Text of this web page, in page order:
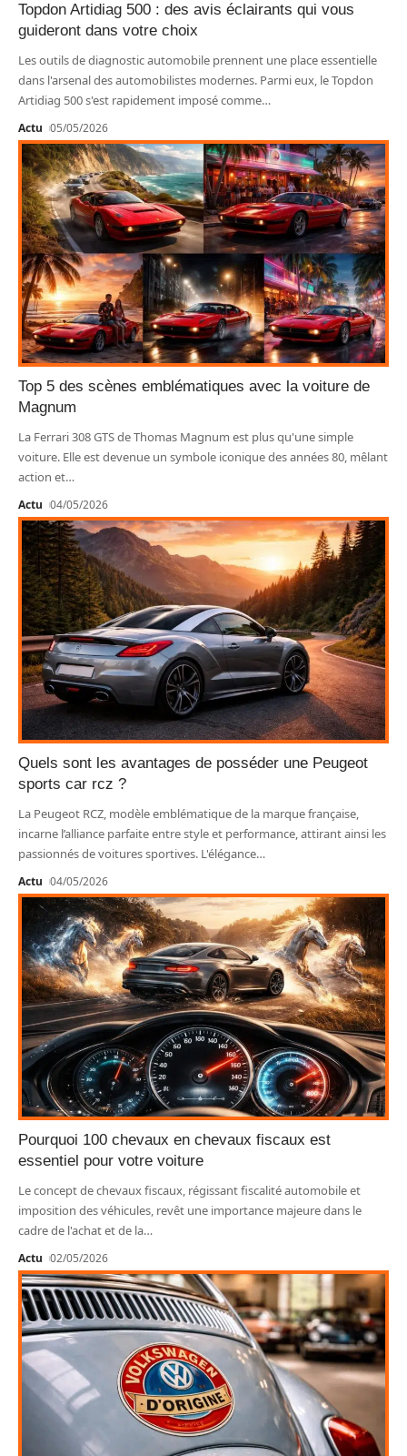
Topdon Artidiag 500 : des avis éclairants qui vous
guideront dans votre choix
Les outils de diagnostic automobile prennent une place essentielle
dans l'arsenal des automobilistes modernes. Parmi eux, le Topdon
Artidiag 500 s'est rapidement imposé comme…
Actu 05/05/2026
Top 5 des scènes emblématiques avec la voiture de
Magnum
La Ferrari 308 GTS de Thomas Magnum est plus qu'une simple
voiture. Elle est devenue un symbole iconique des années 80, mêlant
action et…
Actu 04/05/2026
Quels sont les avantages de posséder une Peugeot
sports car rcz ?
La Peugeot RCZ, modèle emblématique de la marque française,
incarne l’alliance parfaite entre style et performance, attirant ainsi les
passionnés de voitures sportives. L'élégance…
Actu 04/05/2026
Pourquoi 100 chevaux en chevaux fiscaux est
essentiel pour votre voiture
Le concept de chevaux fiscaux, régissant fiscalité automobile et
imposition des véhicules, revêt une importance majeure dans le
cadre de l'achat et de la…
Actu 02/05/2026